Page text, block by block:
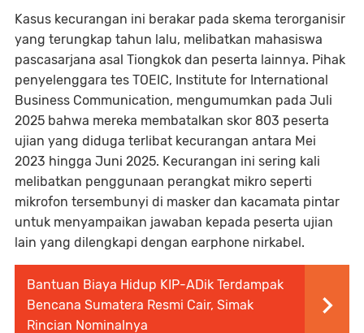
Kasus kecurangan ini berakar pada skema terorganisir
yang terungkap tahun lalu, melibatkan mahasiswa
pascasarjana asal Tiongkok dan peserta lainnya. Pihak
penyelenggara tes TOEIC, Institute for International
Business Communication, mengumumkan pada Juli
2025 bahwa mereka membatalkan skor 803 peserta
ujian yang diduga terlibat kecurangan antara Mei
2023 hingga Juni 2025. Kecurangan ini sering kali
melibatkan penggunaan perangkat mikro seperti
mikrofon tersembunyi di masker dan kacamata pintar
untuk menyampaikan jawaban kepada peserta ujian
lain yang dilengkapi dengan earphone nirkabel.
Bantuan Biaya Hidup KIP-ADik Terdampak
Bencana Sumatera Resmi Cair, Simak
Rincian Nominalnya